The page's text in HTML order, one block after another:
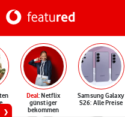
Deal: Netflix
günstiger
bekommen
Samsung Galaxy
S26: Alle Preise